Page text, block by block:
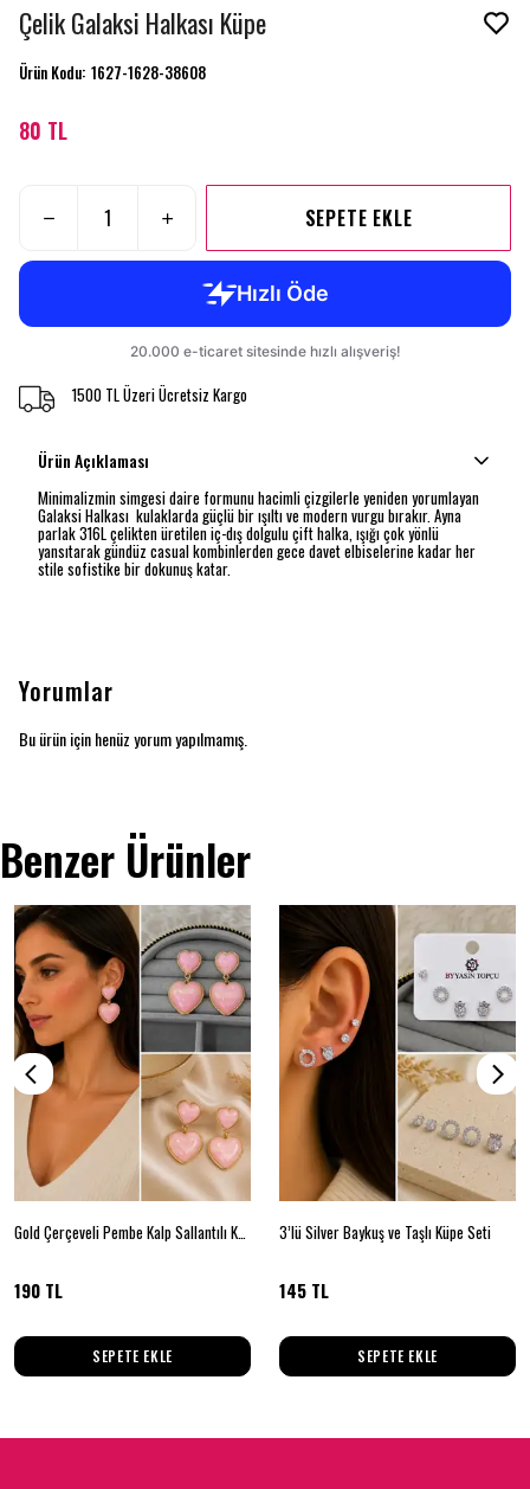
Çelik Galaksi Halkası Küpe
Ürün Kodu: 1627-1628-38608
80 TL
SEPETE EKLE
1500 TL Üzeri Ücretsiz Kargo
Ürün Açıklaması
Minimalizmin simgesi daire formunu hacimli çizgilerle yeniden yorumlayan
Galaksi Halkası kulaklarda güçlü bir ışıltı ve modern vurgu bırakır. Ayna
parlak 316L çelikten üretilen iç-dış dolgulu çift halka, ışığı çok yönlü
yansıtarak gündüz casual kombinlerden gece davet elbiselerine kadar her
stile sofistike bir dokunuş katar.
Yorumlar
Bu ürün için henüz yorum yapılmamış.
Benzer Ürünler
Gold Çerçeveli Pembe Kalp Sallantılı Küpe
190 TL
SEPETE EKLE
3’lü Silver Baykuş ve Taşlı Küpe Seti
145 TL
SEPETE EKLE